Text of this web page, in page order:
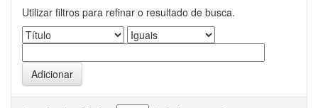
Utilizar filtros para refinar o resultado de busca.